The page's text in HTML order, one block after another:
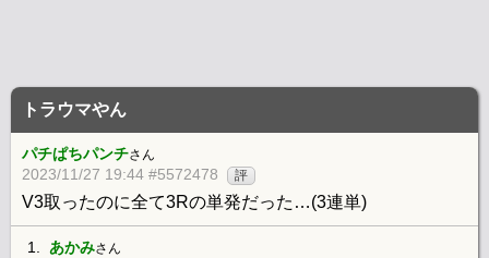
トラウマやん
パチぱちパンチさん
2023/11/27 19:44 #5572478 評
V3取ったのに全て3Rの単発だった…(3連単)
1. あかみさん